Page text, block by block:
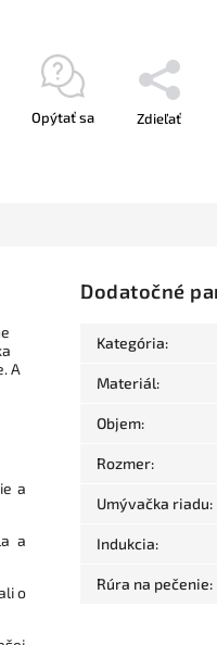
Opýtať sa Zdieľať
A
a
a
o
Dodatočné
Kategória:
Materiál:
Objem:
Rozmer:
Umývačka riadu:
Indukcia:
Rúra na pečenie: